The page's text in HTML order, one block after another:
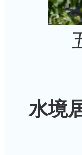
水境